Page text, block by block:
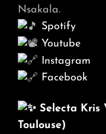
Nsakala.
Spotify
Youtube
Instagram
Facebook
Selecta Kris
Toulouse)